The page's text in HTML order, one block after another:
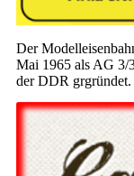
Der
Mai 1965 als AG 3/
der DDR grgründet.